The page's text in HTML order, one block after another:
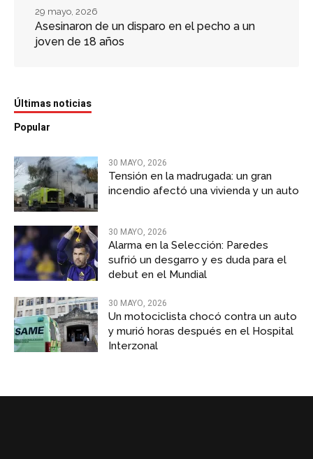
Asesinaron de un disparo en el pecho a un
joven de 18 años
29 mayo, 2026
Últimas noticias
Popular
30 MAYO, 2026
Tensión en la madrugada: un gran
incendio afectó una vivienda y un auto
30 MAYO, 2026
Alarma en la Selección: Paredes
sufrió un desgarro y es duda para el
debut en el Mundial
30 MAYO, 2026
Un motociclista chocó contra un auto
y murió horas después en el Hospital
Interzonal